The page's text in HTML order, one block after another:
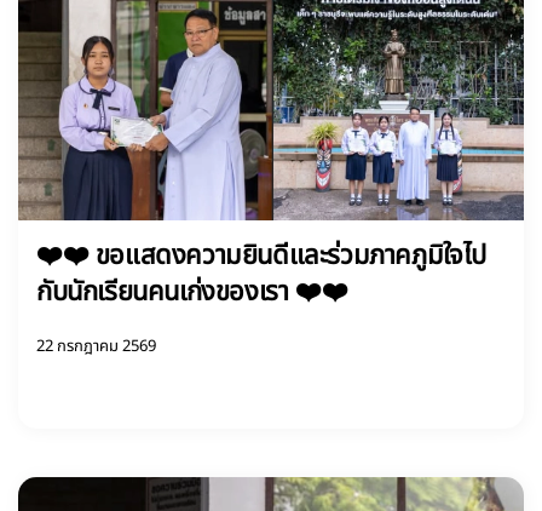
❤️❤️ ขอแสดงความยินดีและร่วมภาคภูมิใจไป
กับนักเรียนคนเก่งของเรา ❤️❤️
22 กรกฎาคม 2569